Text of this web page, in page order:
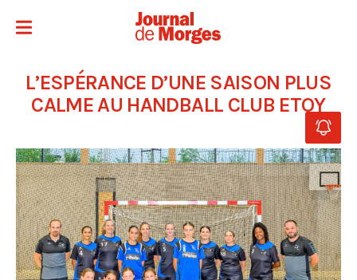
L’ESPÉRANCE D’UNE SAISON PLUS
CALME AU HANDBALL CLUB ETOY